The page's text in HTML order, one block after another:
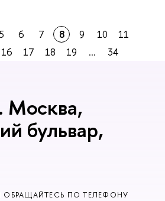
6 7 8 9 10
11
16 17 18 19 ... 34
Москва,
бульвар,
ПО ТЕЛЕФОНУ